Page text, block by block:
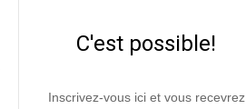
C'est possible!
Inscrivez-vous ici et vous recevrez